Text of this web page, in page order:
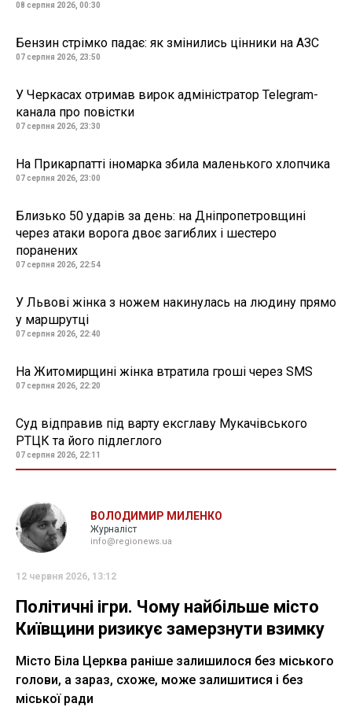
08 серпня 2026, 00:30
Бензин стрімко падає: як змінились цінники на АЗС
07 серпня 2026, 23:50
У Черкасах отримав вирок адміністратор Telegram-
канала про повістки
07 серпня 2026, 23:30
На Прикарпатті іномарка збила маленького хлопчика
07 серпня 2026, 23:00
Близько 50 ударів за день: на Дніпропетровщині
через атаки ворога двоє загиблих і шестеро
поранених
07 серпня 2026, 22:54
У Львові жінка з ножем накинулась на людину прямо
у маршрутці
07 серпня 2026, 22:40
На Житомирщині жінка втратила гроші через SMS
07 серпня 2026, 22:20
Суд відправив під варту ексглаву Мукачівського
РТЦК та його підлеглого
07 серпня 2026, 22:11
ВОЛОДИМИР МИЛЕНКО
Журналіст
info@regionews.ua
12 червня 2026, 13:12
Політичні ігри. Чому найбільше місто
Київщини ризикує замерзнути взимку
Місто Біла Церква раніше залишилося без міського
голови, а зараз, схоже, може залишитися і без
міської ради